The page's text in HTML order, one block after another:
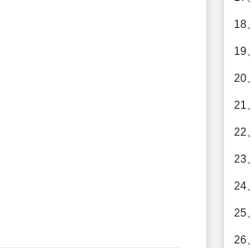
18、
19、
20、
21、
22、
23、
24、
25、
26、